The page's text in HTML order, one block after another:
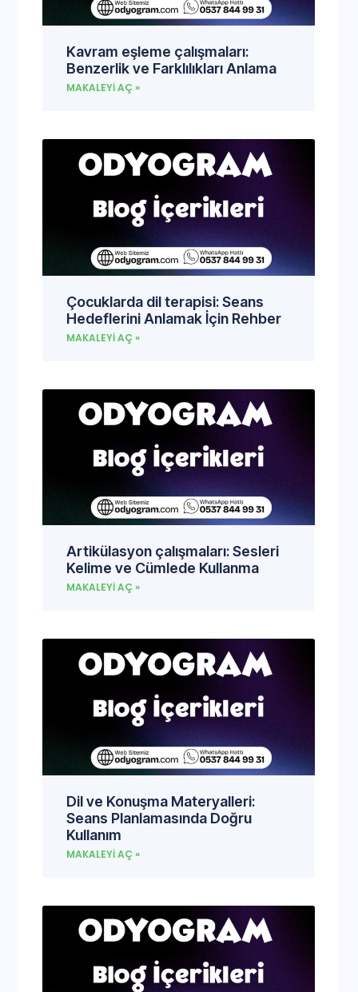
Kavram eşleme çalışmaları:
Benzerlik ve Farklılıkları Anlama
MAKALEYI AÇ »
Çocuklarda dil terapisi: Seans
Hedeflerini Anlamak İçin Rehber
MAKALEYI AÇ »
Artikülasyon çalışmaları: Sesleri
Kelime ve Cümlede Kullanma
MAKALEYI AÇ »
Dil ve Konuşma Materyalleri:
Seans Planlamasında Doğru
Kullanım
MAKALEYI AÇ »